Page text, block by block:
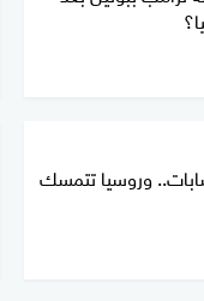
وروسيا تتمسك